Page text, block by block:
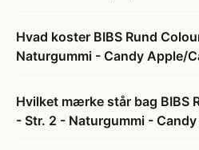
Hvad koster BIBS Rund
Naturgummi - Candy Apple/
Hvilket mærke står bag BIBS
- Str. 2 - Naturgummi -